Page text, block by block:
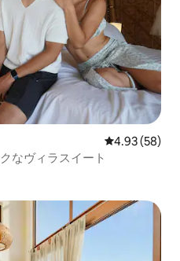
レビュー58
4.93 (58)
なヴィラスイート